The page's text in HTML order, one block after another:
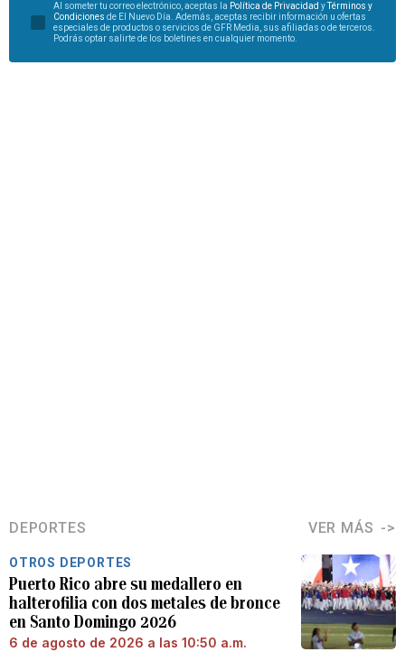
Al someter tu correo electrónico, aceptas la Política de Privacidad y
Términos y
Condiciones de El Nuevo Día. Además, aceptas recibir información u ofertas
especiales de productos o servicios de GFR Media, sus afiliadas o de terceros.
Podrás optar salirte de los boletines en cualquier momento.
DEPORTES VER MÁS
OTROS DEPORTES
Puerto Rico abre su medallero en
halterofilia con dos metales de bronce
en Santo Domingo 2026
6 de agosto de 2026 a las 10:50 a.m.